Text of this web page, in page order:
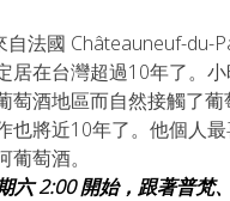
自法國 Châteauneuf-du-
居在台灣超過10年了。
萄酒地區而自然接觸了
也將近10年了。他個人
葡萄酒。
六 2:00 開始，跟著普梵、